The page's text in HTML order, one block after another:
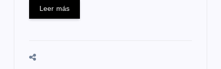
Leer más